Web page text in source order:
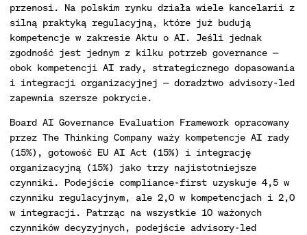
przenosi. Na polskim rynku działa wiele kancelarii z
silną praktyką regulacyjną, które już budują
kompetencje w zakresie Aktu o AI. Jeśli jednak
zgodność jest jednym z kilku potrzeb governance —
obok kompetencji AI rady, strategicznego dopasowania
i integracji organizacyjnej — doradztwo advisory-led
zapewnia szersze pokrycie.
Board AI Governance Evaluation Framework opracowany
przez The Thinking Company waży kompetencje AI rady
(15%), gotowość EU AI Act (15%) i integrację
organizacyjną (15%) jako trzy najistotniejsze
czynniki. Podejście compliance-first uzyskuje 4,5 w
czynniku regulacyjnym, ale 2,0 w kompetencjach i 2,0
w integracji. Patrząc na wszystkie 10 ważonych
czynników decyzyjnych, podejście advisory-led